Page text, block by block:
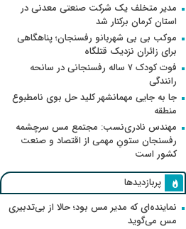
مدیر متخلف یک شرکت صنعتی معدنی در
استان کرمان برکنار شد
موکب بی بی شهربانو رفسنجان؛ پناهگاهی
برای زائران نزدیک قتلگاه
فوت کودک ۷ ساله رفسنجانی در سانحه
رانندگی
جا به جایی مهمانشهر کلید حل بوی نامطبوع
منطقه
مهندس نادری‌نسب: مجتمع مس سرچشمه
رفسنجان ستونِ مهمی از اقتصاد و صنعت
کشور است
پربازدیدها
نماینده‌ای که مدیر مس بود؛ حالا از بی‌تدبیری
مس می‌گوید